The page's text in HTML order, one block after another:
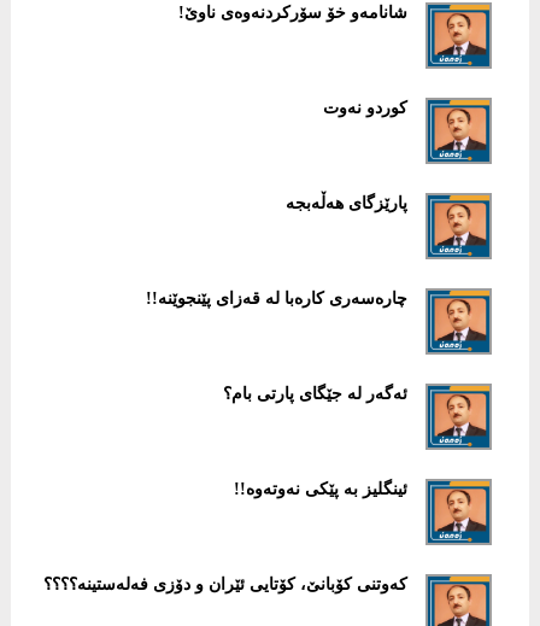
شانامەو خۆ سۆركردنەوەی ناوێ!
كوردو نەوت
پارێزگای هەڵەبجە
چارەسەری كارەبا لە قەزای پێنجوێنە!!
ئەگەر لە جێگای پارتی بام؟
ئینگلیز بە پێكی نەوتەوە!!
كەوتنی كۆبانێ، كۆتایی ئێران و دۆزی فەلەستینە؟؟؟؟